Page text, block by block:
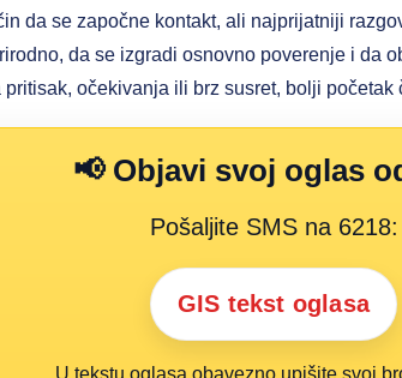
da se započne kontakt, ali najprijatniji
da se izgradi osnovno poverenje i da
očekivanja ili brz susret, bolji
📢 Objavi svoj oglas
Pošaljite SMS na 6218:
GIS tekst oglasa
U tekstu oglasa obavezno upišite svoj